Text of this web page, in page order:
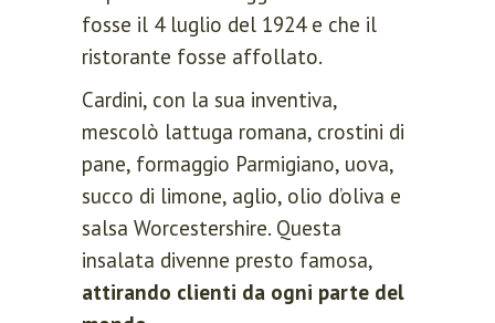
fosse il 4 luglio del 1924 e che il
ristorante fosse affollato.
Cardini, con la sua inventiva,
mescolò lattuga romana, crostini di
pane, formaggio Parmigiano, uova,
succo di limone, aglio, olio d’oliva e
salsa Worcestershire. Questa
insalata divenne presto famosa,
attirando clienti da ogni parte del
Remember me
Lost your password?
LOGIN